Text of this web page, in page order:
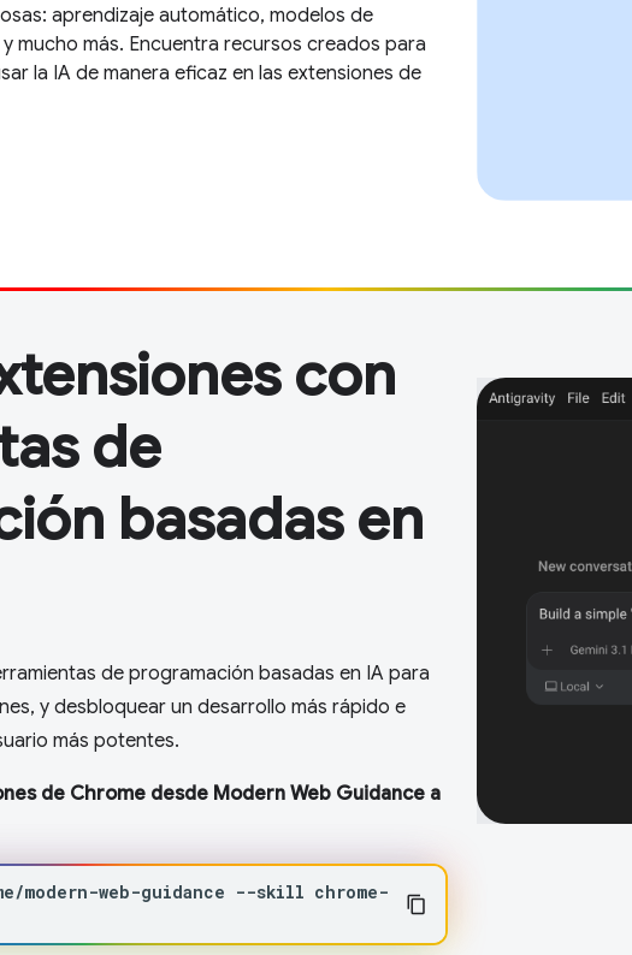
aprendizaje automático, modelos de
mucho más. Encuentra recursos creados para
la IA de manera eficaz en las extensiones de
con
de
basadas en
de programación basadas en IA para
y desbloquear un desarrollo más rápido e
más potentes.
de Chrome desde Modern Web Guidance a
modern-web-guidance --skill chrome-